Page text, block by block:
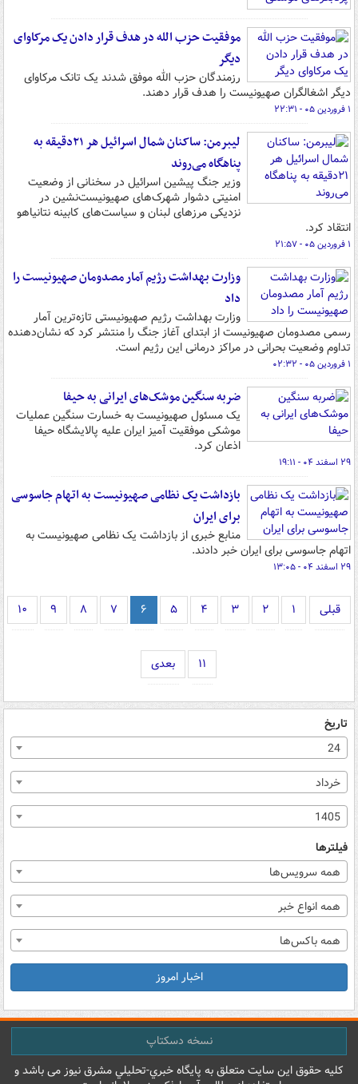
موفقیت حزب الله در هدف قرار دادن یک مرکاوای
دیگر
رزمندگان حزب الله موفق شدند یک تانک مرکاوای
دیگر اشغالگران صهیونیست را هدف قرار دهند.
۱ فروردین ۰۵ - ۲۲:۳۱
لیبرمن: ساکنان شمال اسرائیل هر ۲۱دقیقه به
پناهگاه می‌روند
وزیر جنگ پیشین اسرائیل در سخنانی از وضعیت
امنیتی دشوار شهرک‌های صهیونیست‌نشین در
نزدیکی مرزهای لبنان و سیاست‌های کابینه نتانیاهو
انتقاد کرد.
۱ فروردین ۰۵ - ۲۱:۵۷
وزارت بهداشت رژیم آمار مصدومان صهیونیست را
داد
وزارت بهداشت رژیم صهیونیستی تازه‌ترین آمار
رسمی مصدومان صهیونیست از ابتدای آغاز جنگ را منتشر کرد که نشان‌دهنده
تداوم وضعیت بحرانی در مراکز درمانی این رژیم است.
۱ فروردین ۰۵ - ۰۲:۳۲
ضربه سنگین موشک‌های ایرانی به حیفا
یک مسئول صهیونیست به خسارت سنگین عملیات
موشکی موفقیت آمیز ایران علیه پالایشگاه حیفا
اذعان کرد.
۲۹ اسفند ۰۴ - ۱۹:۱۱
بازداشت یک نظامی صهیونیست به اتهام جاسوسی
برای ایران
منابع خبری از بازداشت یک نظامی صهیونیست به
اتهام جاسوسی برای ایران خبر دادند.
۲۹ اسفند ۰۴ - ۱۳:۰۵
قبلی ۱ ۲ ۳ ۴ ۵ ۶ ۷ ۸ ۹ ۱۰
۱۱ بعدی
تاریخ
24
خرداد
1405
فیلترها
همه سرویس‌ها
همه انواع خبر
همه باکس‌ها
اخبار امروز
نسخه دسکتاپ
کليه حقوق اين سايت متعلق به پایگاه خبري-تحليلي مشرق نيوز می باشد و